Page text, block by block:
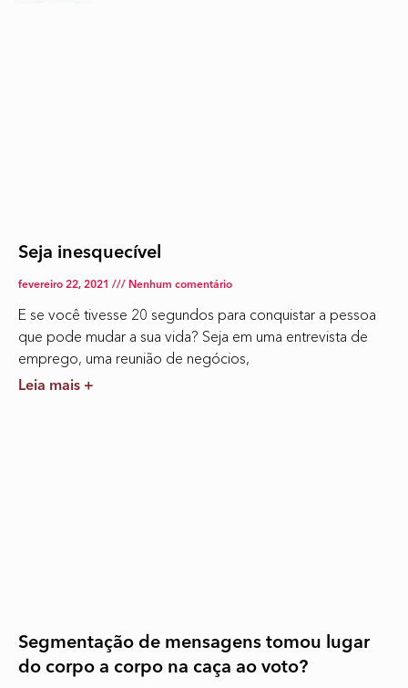
Seja inesquecível
fevereiro 22, 2021 Nenhum comentário
E se você tivesse 20 segundos para conquistar a pessoa
que pode mudar a sua vida? Seja em uma entrevista de
emprego, uma reunião de negócios,
Leia mais +
Segmentação de mensagens tomou lugar
do corpo a corpo na caça ao voto?